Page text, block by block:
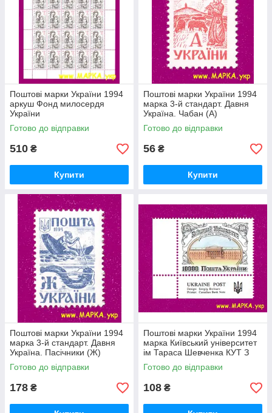
Поштові марки України 1994
аркуш Фонд милосердя
України
Готово до відправки
510 ₴
Купити
Поштові марки України 1994
марка 3-й стандарт. Давня
Україна. Чабан (А)
Готово до відправки
56 ₴
Купити
Поштові марки України 1994
марка 3-й стандарт. Давня
Україна. Пасічники (Ж)
Готово до відправки
178 ₴
Поштові марки України 1994
марка Київський університет
ім Тараса Шевченка КУТ З
НАПИСОМ АНГЛ
Готово до відправки
108 ₴